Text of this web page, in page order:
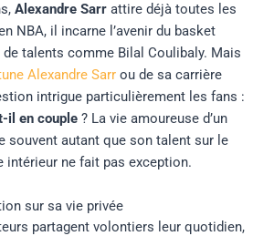
Alexandre Sarrattire déjà toutes les
NBA, il incarne l’avenir du basket
talents comme Bilal Coulibaly. Mais
Alexandre Sarrou de sa carrière
intrigue particulièrement les fans :
il en couple? La vie amoureuse d’un
souvent autant que son talent sur le
intérieur ne fait pas exception.
sur sa vie privée
partagent volontiers leur quotidien,